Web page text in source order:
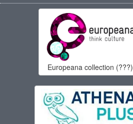
Europeana collection (???)